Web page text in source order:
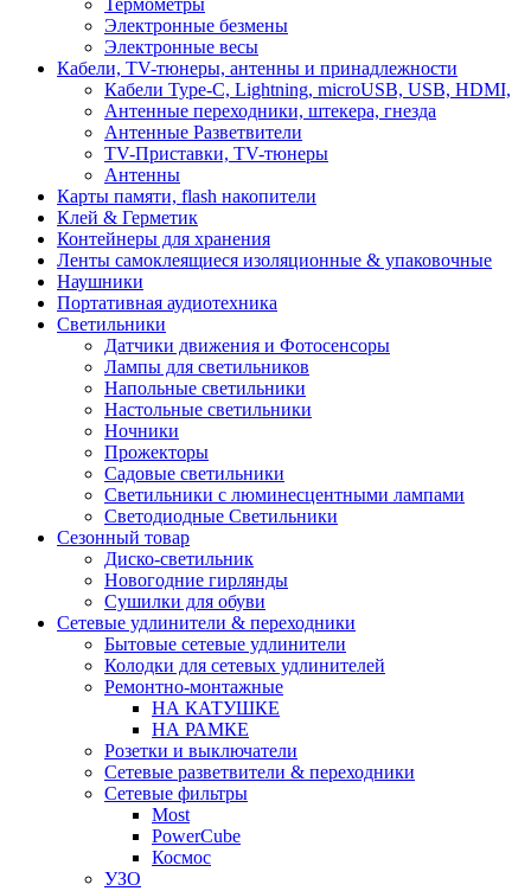
Термометры
Электронные безмены
Электронные весы
Кабели, TV-тюнеры, антенны и принадлежности
Кабели Type-C, Lightning, microUSB, USB, HDMI,
Антенные переходники, штекера, гнезда
Антенные Разветвители
TV-Приставки, TV-тюнеры
Антенны
Карты памяти, flash накопители
Клей & Герметик
Контейнеры для хранения
Ленты самоклеящиеся изоляционные & упаковочные
Наушники
Портативная аудиотехника
Светильники
Датчики движения и Фотосенсоры
Лампы для светильников
Напольные светильники
Настольные светильники
Ночники
Прожекторы
Садовые светильники
Светильники с люминесцентными лампами
Светодиодные Светильники
Сезонный товар
Диско-светильник
Новогодние гирлянды
Сушилки для обуви
Сетевые удлинители & переходники
Бытовые сетевые удлинители
Колодки для сетевых удлинителей
Ремонтно-монтажные
НА КАТУШКЕ
НА РАМКЕ
Розетки и выключатели
Сетевые разветвители & переходники
Сетевые фильтры
Most
PowerCube
Космос
УЗО